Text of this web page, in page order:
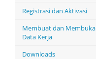
Registrasi dan Aktivasi
Membuat dan Membuka
Data Kerja
Downloads